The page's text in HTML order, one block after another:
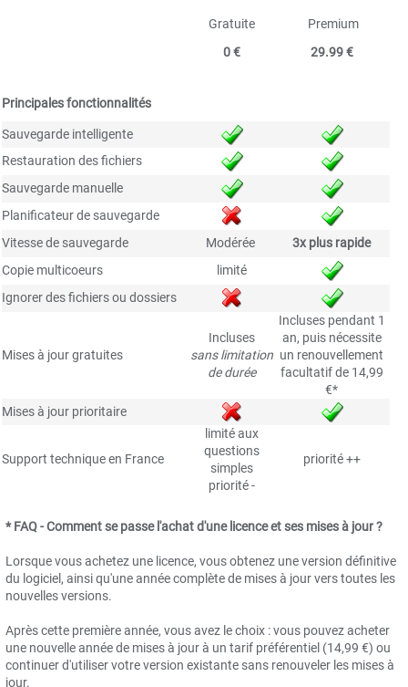
Gratuite
Premium
0 €
29.99 €
Principales fonctionnalités
Sauvegarde intelligente
Restauration des fichiers
Sauvegarde manuelle
Planificateur de sauvegarde
Vitesse de sauvegarde
Modérée
3x plus rapide
Copie multicoeurs
limité
Ignorer des fichiers ou dossiers
Mises à jour gratuites
Incluses
sans limitation
de durée
Incluses pendant 1
an, puis nécessite
un renouvellement
facultatif de 14,99
€*
Mises à jour prioritaire
Support technique en France
limité aux
questions
simples
priorité -
priorité ++
* FAQ - Comment se passe l'achat d'une licence et ses mises à jour ?
Lorsque vous achetez une licence, vous obtenez une version définitive
du logiciel, ainsi qu'une année complète de mises à jour vers toutes les
nouvelles versions.
Après cette première année, vous avez le choix : vous pouvez acheter
une nouvelle année de mises à jour à un tarif préférentiel (14,99 €) ou
continuer d'utiliser votre version existante sans renouveler les mises à
jour.